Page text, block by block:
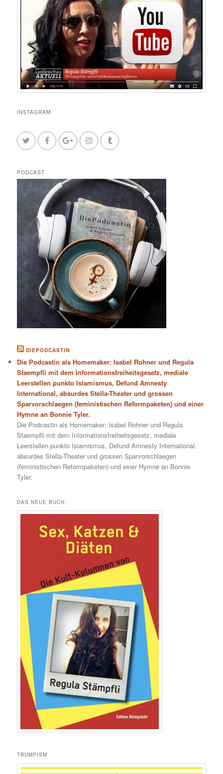
INSTAGRAM
PODCAST
DIEPODCASTIN
Die Podcastin als Homemaker: Isabel Rohner und Regula
Staempfli mit dem Informationsfreiheitsgesetz, mediale
Leerstellen punkto Islamismus, Defund Amnesty
International, absurdes Stella-Theater und grossen
Sparvorschlaegen (feministischen Reformpaketen) und einer
Hymne an Bonnie Tyler.
Die Podcastin als Homemaker: Isabel Rohner und Regula
Staempfli mit dem Informationsfreiheitsgesetz, mediale
Leerstellen punkto Islamismus, Defund Amnesty International,
absurdes Stella-Theater und grossen Sparvorschlaegen
(feministischen Reformpaketen) und einer Hymne an Bonnie
Tyler.
DAS NEUE BUCH
TRUMPISM